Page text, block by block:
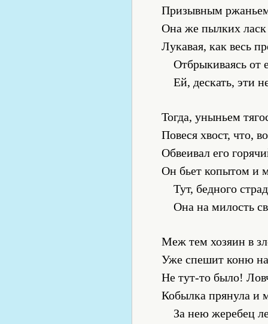
Призывным
Она же пылких ласк
Лукавая, как весь
Отбрыкиваясь от
Ей, дескать, эти
Тогда, уныньем
Повеся хвост, что,
Обвеивал его
Он бьет копытом и
Тут, бедного
Она на милость
Меж тем хозяин в
Уже спешит коню
Не тут-то было!
Кобылка прянула и
За нею жеребец